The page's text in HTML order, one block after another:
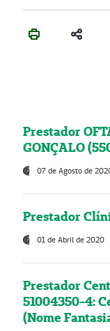
Prestador
GONÇALO
07 de Agosto de
Prestador
01 de Abril de 2020
Prestador
51004350-4:
(Nome